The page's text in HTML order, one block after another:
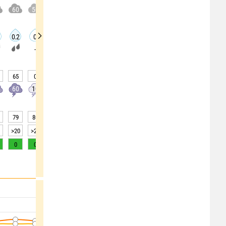
60 50
0.2 0
-
65 0
60 10
79 80
>20 >20
0 0